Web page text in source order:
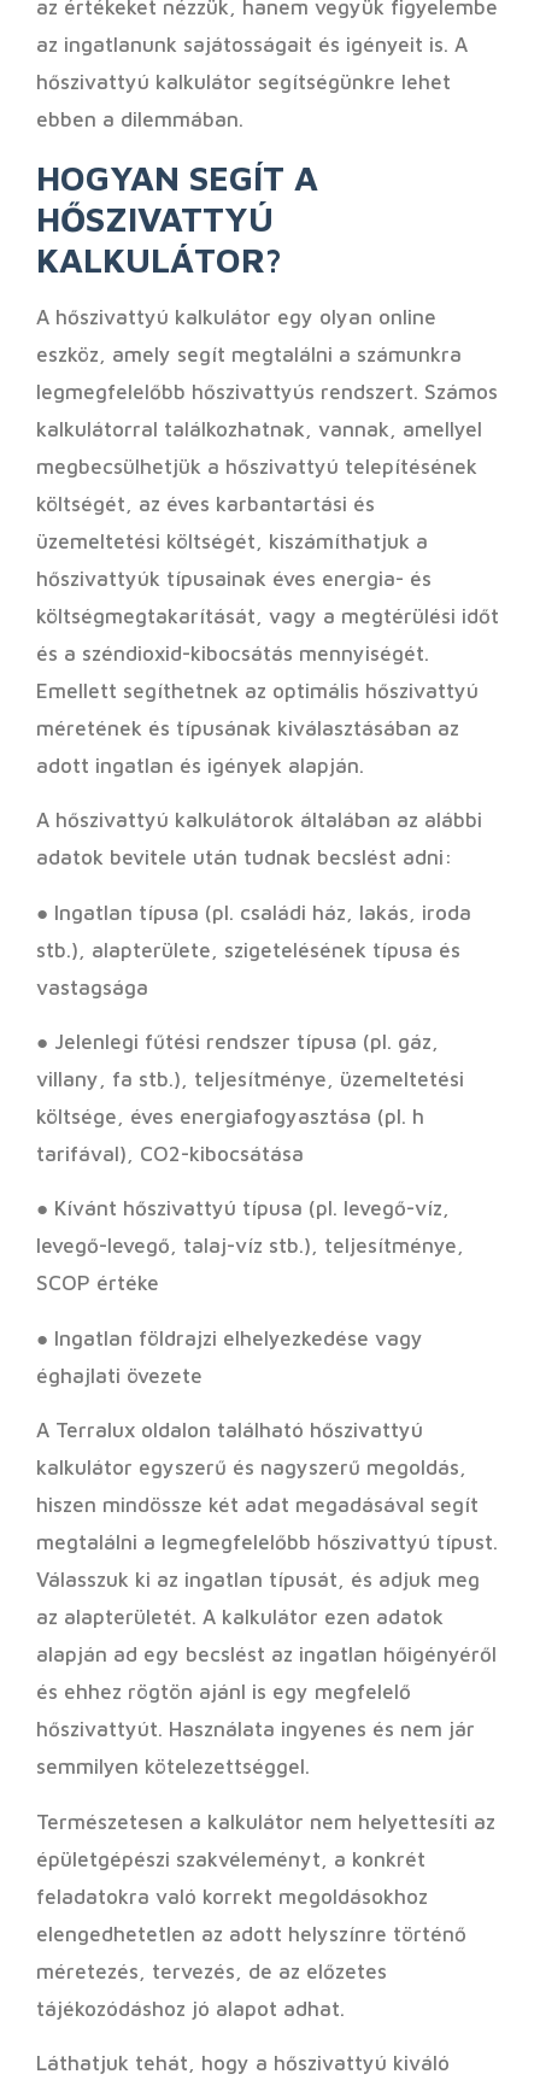
az értékeket nézzük, hanem vegyük figyelembe
az ingatlanunk sajátosságait és igényeit is. A
hőszivattyú kalkulátor segítségünkre lehet
ebben a dilemmában.
HOGYAN SEGÍT A
HŐSZIVATTYÚ
KALKULÁTOR?
A hőszivattyú kalkulátor egy olyan online
eszköz, amely segít megtalálni a számunkra
legmegfelelőbb hőszivattyús rendszert. Számos
kalkulátorral találkozhatnak, vannak, amellyel
megbecsülhetjük a hőszivattyú telepítésének
költségét, az éves karbantartási és
üzemeltetési költségét, kiszámíthatjuk a
hőszivattyúk típusainak éves energia- és
költségmegtakarítását, vagy a megtérülési időt
és a széndioxid-kibocsátás mennyiségét.
Emellett segíthetnek az optimális hőszivattyú
méretének és típusának kiválasztásában az
adott ingatlan és igények alapján.
A hőszivattyú kalkulátorok általában az alábbi
adatok bevitele után tudnak becslést adni:
● Ingatlan típusa (pl. családi ház, lakás, iroda
stb.), alapterülete, szigetelésének típusa és
vastagsága
● Jelenlegi fűtési rendszer típusa (pl. gáz,
villany, fa stb.), teljesítménye, üzemeltetési
költsége, éves energiafogyasztása (pl. h
tarifával), CO2-kibocsátása
● Kívánt hőszivattyú típusa (pl. levegő-víz,
levegő-levegő, talaj-víz stb.), teljesítménye,
SCOP értéke
● Ingatlan földrajzi elhelyezkedése vagy
éghajlati övezete
A Terralux oldalon található hőszivattyú
kalkulátor egyszerű és nagyszerű megoldás,
hiszen mindössze két adat megadásával segít
megtalálni a legmegfelelőbb hőszivattyú típust.
Válasszuk ki az ingatlan típusát, és adjuk meg
az alapterületét. A kalkulátor ezen adatok
alapján ad egy becslést az ingatlan hőigényéről
és ehhez rögtön ajánl is egy megfelelő
hőszivattyút. Használata ingyenes és nem jár
semmilyen kötelezettséggel.
Természetesen a kalkulátor nem helyettesíti az
épületgépészi szakvéleményt, a konkrét
feladatokra való korrekt megoldásokhoz
elengedhetetlen az adott helyszínre történő
méretezés, tervezés, de az előzetes
tájékozódáshoz jó alapot adhat.
Láthatjuk tehát, hogy a hőszivattyú kiváló